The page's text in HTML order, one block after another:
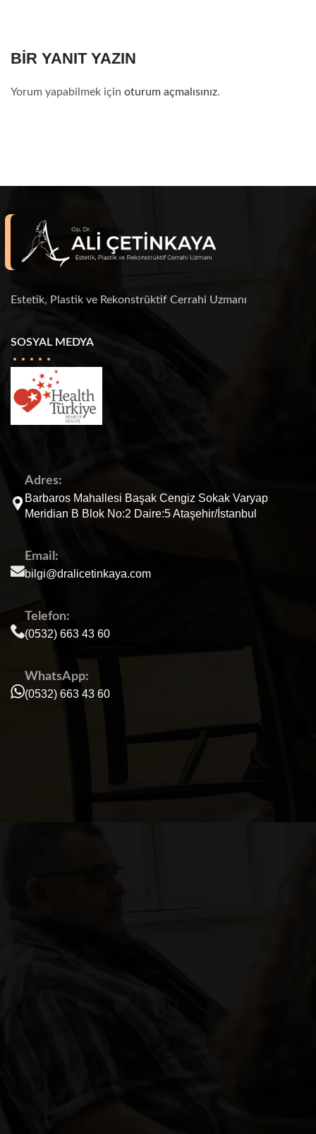
BIR YANIT YAZIN
Yorum yapabilmek için oturum açmalısınız.
Estetik, Plastik ve Rekonstrüktif Cerrahi Uzmanı
SOSYAL MEDYA
Adres:
Barbaros Mahallesi Başak Cengiz Sokak Varyap
Meridian B Blok No:2 Daire:5 Ataşehir/İstanbul
Email:
bilgi@dralicetinkaya.com
Telefon:
(0532) 663 43 60
WhatsApp:
(0532) 663 43 60